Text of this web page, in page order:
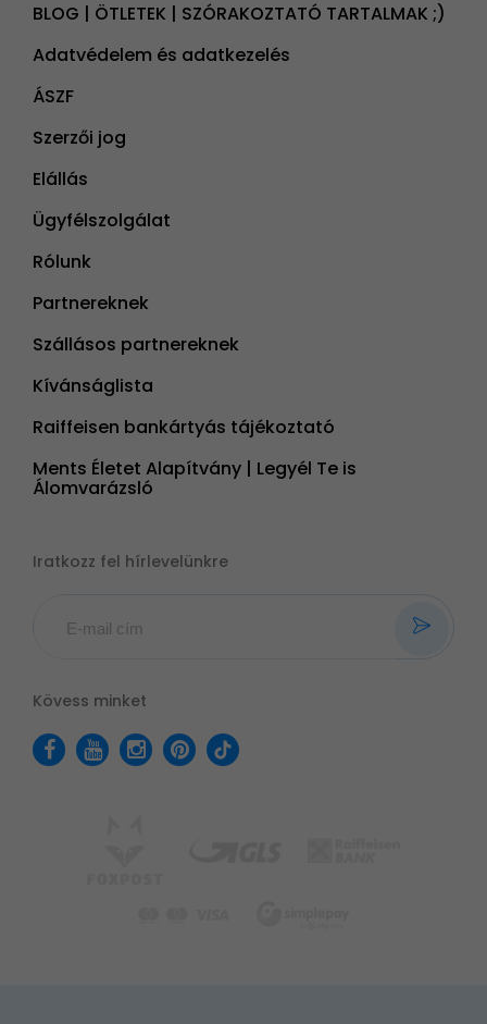
BLOG | ÖTLETEK | SZÓRAKOZTATÓ TARTALMAK ;)
Adatvédelem és adatkezelés
ÁSZF
Szerzői jog
Elállás
Ügyfélszolgálat
Rólunk
Partnereknek
Szállásos partnereknek
Kívánságlista
Raiffeisen bankártyás tájékoztató
Ments Életet Alapítvány | Legyél Te is
Álomvarázsló
Iratkozz fel hírlevelünkre
Kövess minket